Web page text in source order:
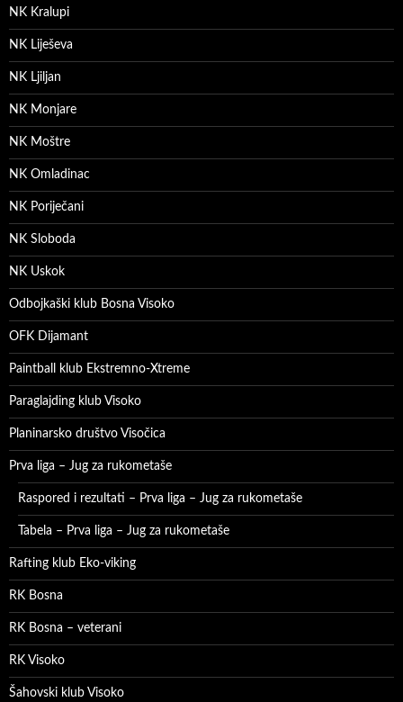
NK Kralupi
NK Liješeva
NK Ljiljan
NK Monjare
NK Moštre
NK Omladinac
NK Poriječani
NK Sloboda
NK Uskok
Odbojkaški klub Bosna Visoko
OFK Dijamant
Paintball klub Ekstremno-Xtreme
Paraglajding klub Visoko
Planinarsko društvo Visočica
Prva liga – Jug za rukometaše
Raspored i rezultati – Prva liga – Jug za rukometaše
Tabela – Prva liga – Jug za rukometaše
Rafting klub Eko-viking
RK Bosna
RK Bosna – veterani
RK Visoko
Šahovski klub Visoko